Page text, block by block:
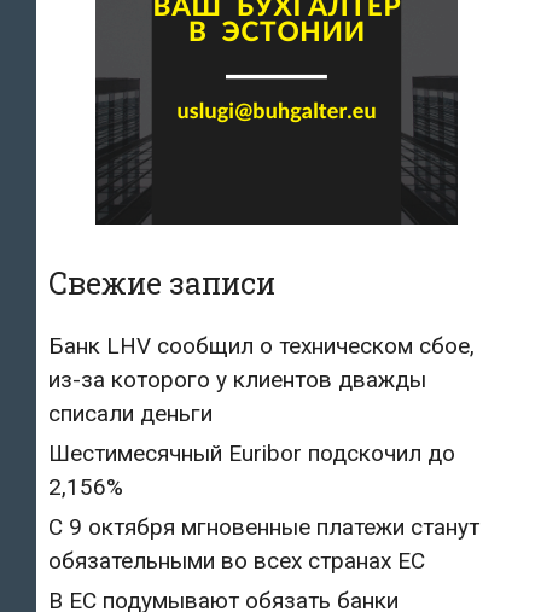
Свежие записи
Банк LHV сообщил о техническом сбое,
из-за которого у клиентов дважды
списали деньги
Шестимесячный Euribor подскочил до
2,156%
С 9 октября мгновенные платежи станут
обязательными во всех странах ЕС
В ЕС подумывают обязать банки